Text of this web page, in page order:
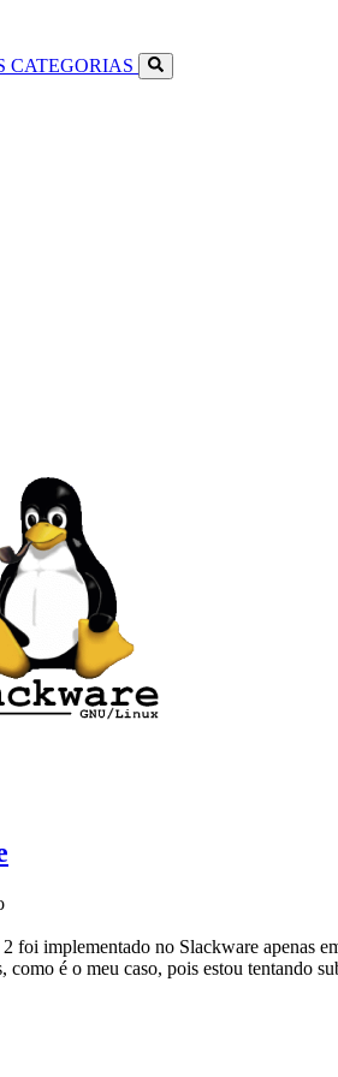
CATEGORIAS
foi implementado no Slackware apenas
como é o meu caso, pois estou tentando